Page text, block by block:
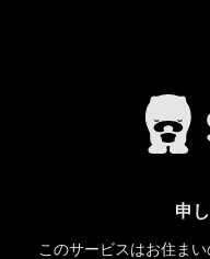
申
このサービスはお住ま